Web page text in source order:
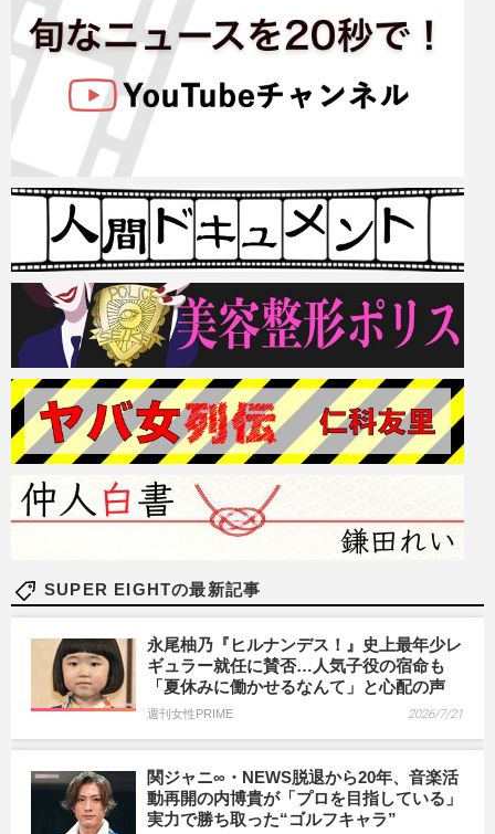
SUPER EIGHTの最新記事
永尾柚乃『ヒルナンデス！』史上最年少レ
ギュラー就任に賛否…人気子役の宿命も
「夏休みに働かせるなんて」と心配の声
週刊女性PRIME 2026/7/21
関ジャニ∞・NEWS脱退から20年、音楽活
動再開の内博貴が「プロを目指している」
実力で勝ち取った“ゴルフキャラ”